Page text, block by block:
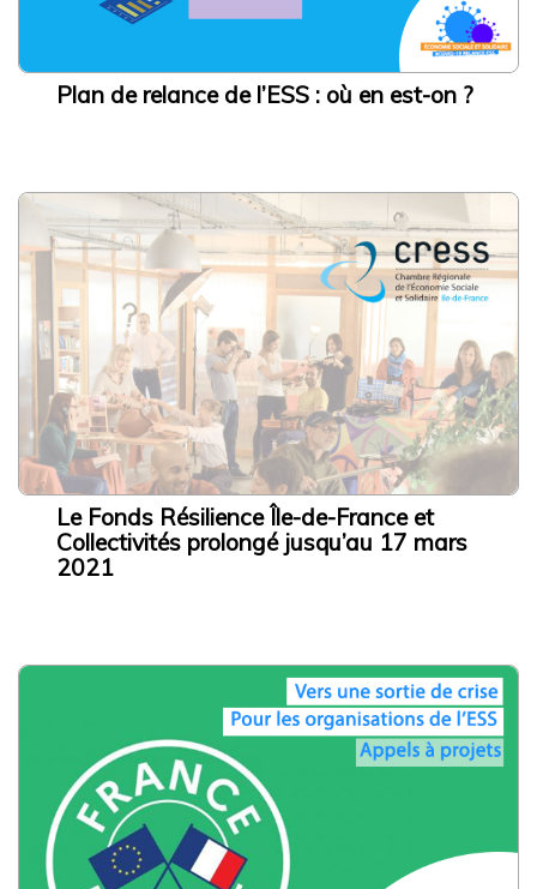
Plan de relance de l’ESS : où en est-on ?
Le Fonds Résilience Île-de-France et
Collectivités prolongé jusqu’au 17 mars
2021
Emploi et stage
L’observatoire IDF
Dispositif local d’accompagnement
Presse
Divers
Actualités
Agenda
Nous contacter
Proposer un article à publier
Mentions légales
Les ressources
3 rue de Vincennes,